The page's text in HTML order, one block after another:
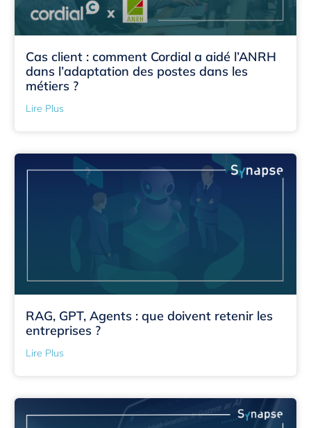
Cas client : comment Cordial a aidé l’ANRH
dans l’adaptation des postes dans les
métiers ?
Lire Plus
RAG, GPT, Agents : que doivent retenir les
entreprises ?
Lire Plus